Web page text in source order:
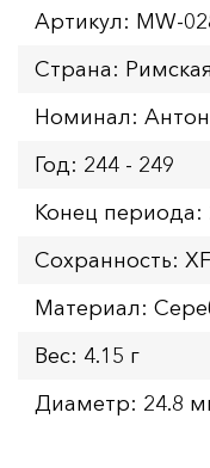
Артикул: MW-
Страна:
Номинал:
Год: 244 - 249
Конец периода:
Сохранность: XF
Материал:
Вес: 4.15 г
Диаметр: 24.8